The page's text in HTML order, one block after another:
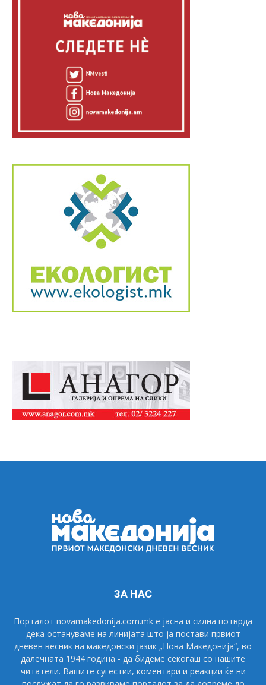
ЗА НАС
Порталот novamakedonija.com.mk е јасна и силна потврда
дека остануваме на линијата што ја постави првиот
дневен весник на македонски јазик „Нова Македонија“, во
далечната 1944 година - да бидеме секогаш со нашите
читатели. Вашите сугестии, коментари и реакции ќе ни